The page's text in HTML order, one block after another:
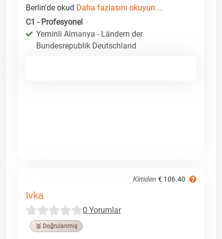
Berlin'de okud Daha fazlasını okuyun ...
C1 - Profesyonel
Yeminli Almanya - Ländern der
Bundesrepublik Deutschland
Kimden € 106.40
Ivka
0 Yorumlar
🥉 Doğrulanmış